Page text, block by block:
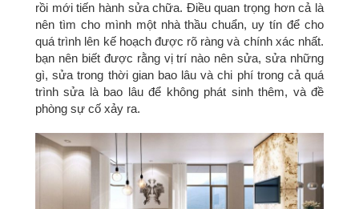
rồi mới tiến hành sửa chữa. Điều quan trọng hơn cả là
nên tìm cho mình một nhà thầu chuẩn, uy tín để cho
quá trình lên kế hoạch được rõ ràng và chính xác nhất.
bạn nên biết được rằng vị trí nào nên sửa, sửa những
gì, sửa trong thời gian bao lâu và chi phí trong cả quá
trình sửa là bao lâu để không phát sinh thêm, và đề
phòng sự cố xảy ra.